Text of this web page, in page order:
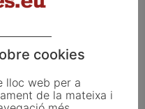
el decret dels
turístic per preservar
primeres obligacions
cookies
lloc web per a
de la mateixa i